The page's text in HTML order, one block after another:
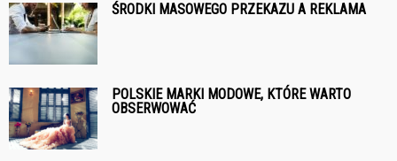
ŚRODKI MASOWEGO PRZEKAZU A REKLAMA
POLSKIE MARKI MODOWE, KTÓRE WARTO
OBSERWOWAĆ